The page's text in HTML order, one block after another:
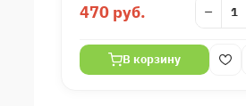
470 руб. −
В корзину